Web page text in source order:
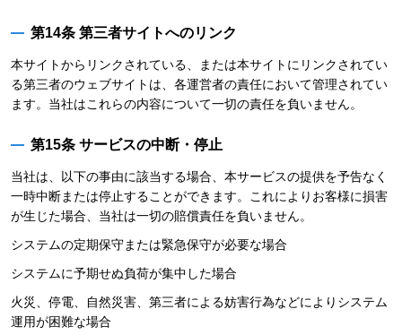
第14条 第三者サイトへのリンク
本サイトからリンクされている、または本サイトにリンクされてい
る第三者のウェブサイトは、各運営者の責任において管理されてい
ます。当社はこれらの内容について一切の責任を負いません。
第15条 サービスの中断・停止
当社は、以下の事由に該当する場合、本サービスの提供を予告なく
一時中断または停止することができます。これによりお客様に損害
が生じた場合、当社は一切の賠償責任を負いません。
システムの定期保守または緊急保守が必要な場合
システムに予期せぬ負荷が集中した場合
火災、停電、自然災害、第三者による妨害行為などによりシステム
運用が困難な場合